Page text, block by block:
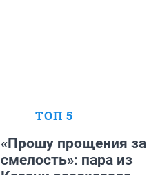
ТОП 5
«Прошу прощения за
смелость»: пара из